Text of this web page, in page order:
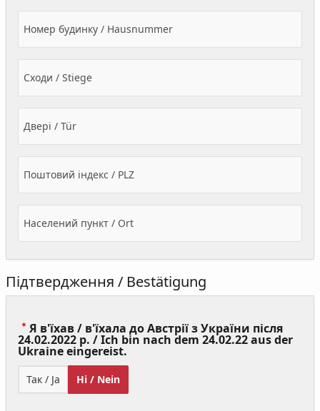
Номер будинку / Hausnummer
Сходи / Stiege
Двері / Tür
Поштовий індекс / PLZ
Населений пункт / Ort
Підтвердження / Bestätigung
Я в'їхав / в'їхала до Австрії з України після
24.02.2022 р. / Ich bin nach dem 24.02.22 aus der
Ukraine eingereist.
Required)
Так / Ja Ні / Nein